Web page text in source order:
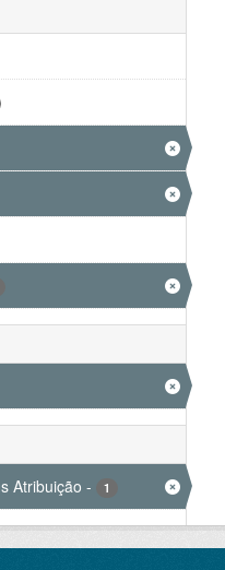
Atribuição - 1